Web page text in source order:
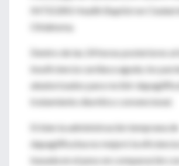
INTEGRIS Health Baptist en Ciudad
Oklahoma.
Dentro de las 24 horas posteriores al
insuficiencia cardíaca aguda, los
aleatorizados para recibir
tratamiento diurético convencional.
Si bien la administración temprana de
dapagliflozina no mejoró la
basada en el peso en comparación